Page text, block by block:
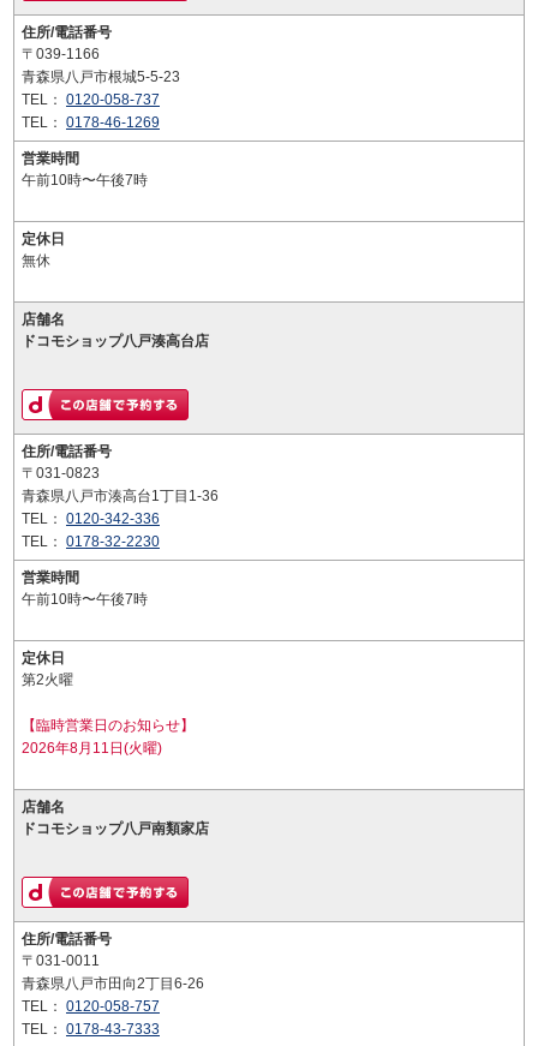
住所/電話番号
〒039-1166
青森県八戸市根城5-5-23
TEL： 0120-058-737
TEL： 0178-46-1269
営業時間
午前10時〜午後7時
定休日
無休
店舗名
ドコモショップ八戸湊高台店
住所/電話番号
〒031-0823
青森県八戸市湊高台1丁目1-36
TEL： 0120-342-336
TEL： 0178-32-2230
営業時間
午前10時〜午後7時
定休日
第2火曜
【臨時営業日のお知らせ】
2026年8月11日(火曜)
店舗名
ドコモショップ八戸南類家店
住所/電話番号
〒031-0011
青森県八戸市田向2丁目6-26
TEL： 0120-058-757
TEL： 0178-43-7333